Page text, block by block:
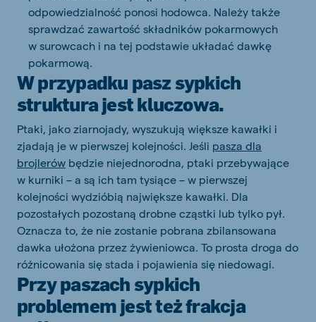
odpowiedzialność ponosi hodowca. Należy także
sprawdzać zawartość składników pokarmowych
w surowcach i na tej podstawie układać dawkę
pokarmową.
W przypadku pasz sypkich
struktura jest kluczowa.
Ptaki, jako ziarnojady, wyszukują większe kawałki i
zjadają je w pierwszej kolejności. Jeśli pasza dla
brojlerów będzie niejednorodna, ptaki przebywające
w kurniki – a są ich tam tysiące – w pierwszej
kolejności wydzióbią największe kawałki. Dla
pozostałych pozostaną drobne cząstki lub tylko pył.
Oznacza to, że nie zostanie pobrana zbilansowana
dawka ułożona przez żywieniowca. To prosta droga do
różnicowania się stada i pojawienia się niedowagi.
Przy paszach sypkich
problemem jest też frakcja